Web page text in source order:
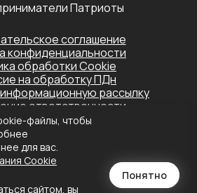
соглашение
конфиденциальности
обработки Cookie
на обработку ПДн
рассылку
ответственности
Yandex SmartCaptcha.
сайта
файлы, чтобы
для вас.
Сookie
сайтом, вы
Понятно